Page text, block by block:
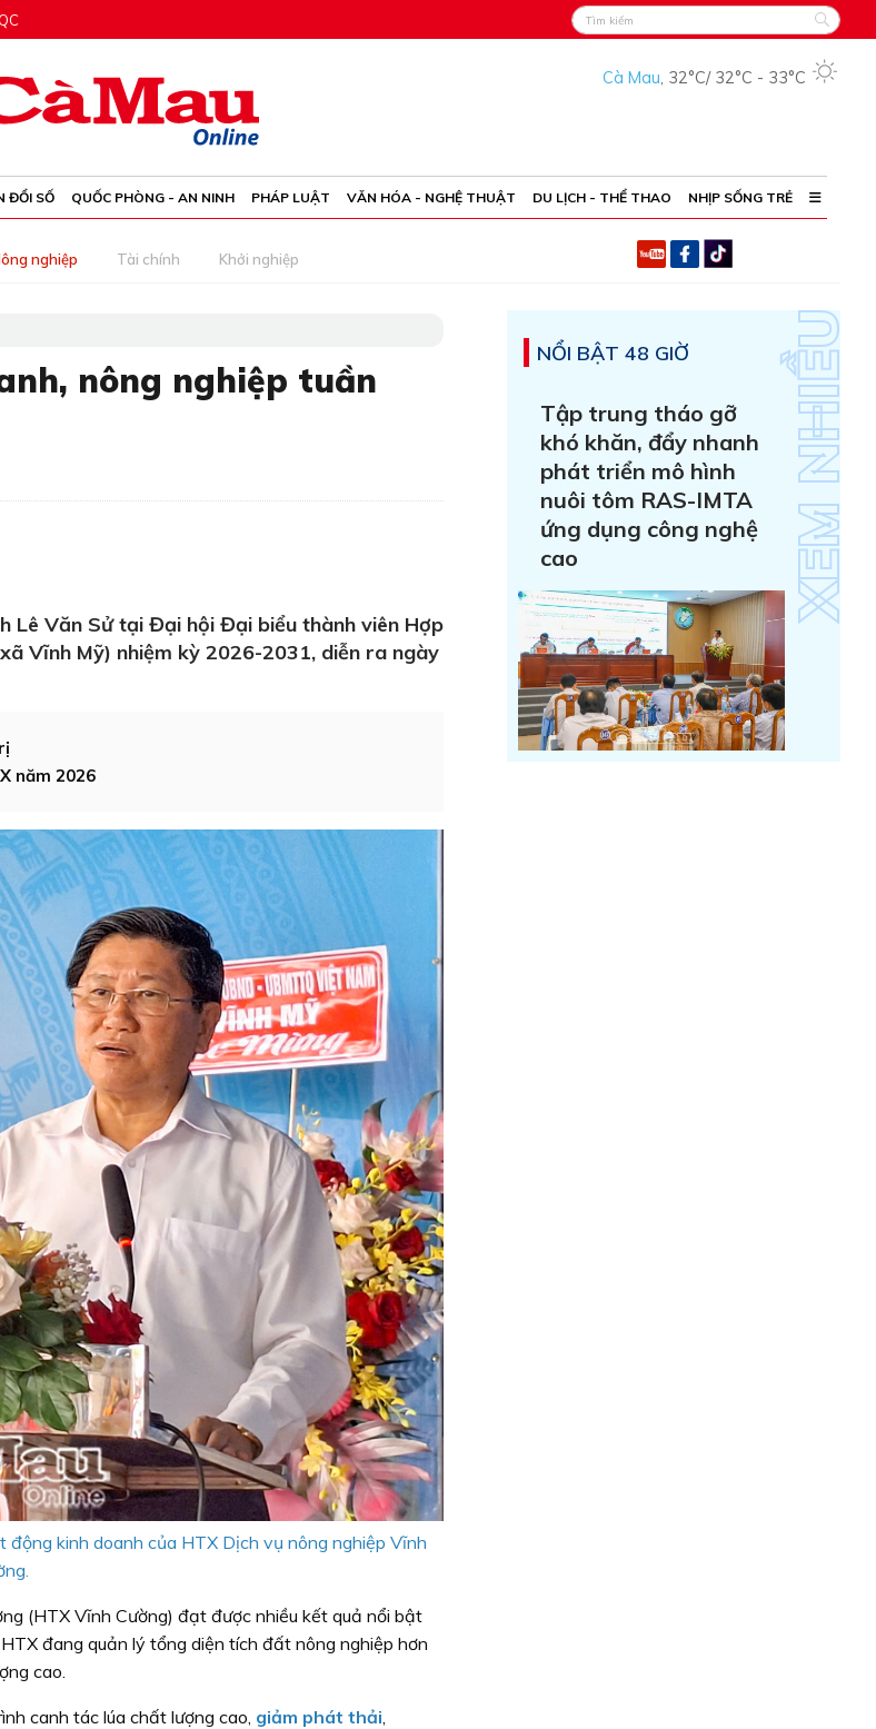
Cà Mau, 32°C/ 32°C - 33°C
ĐỔI SỐ QUỐC PHÒNG - AN NINH PHÁP LUẬT VĂN HÓA - NGHỆ THUẬT DU LỊCH - THỂ THAO NHỊP SỐNG TRẺ
nghiệp Tài chính Khởi nghiệp
nông nghiệp tuần
Lê Văn Sử tại Đại hội Đại biểu thành viên Hợp
Vĩnh Mỹ) nhiệm kỳ 2026-2031, diễn ra ngày
năm 2026
kinh doanh của HTX Dịch vụ nông nghiệp Vĩnh
(HTX Vĩnh Cường) đạt được nhiều kết quả nổi bật
đang quản lý tổng diện tích đất nông nghiệp hơn
cao.
canh tác lúa chất lượng cao, giảm phát thải
NỔI BẬT 48 GIỜ
Tập trung tháo gỡ
khó khăn, đẩy nhanh
phát triển mô hình
nuôi tôm RAS-IMTA
ứng dụng công nghệ
cao